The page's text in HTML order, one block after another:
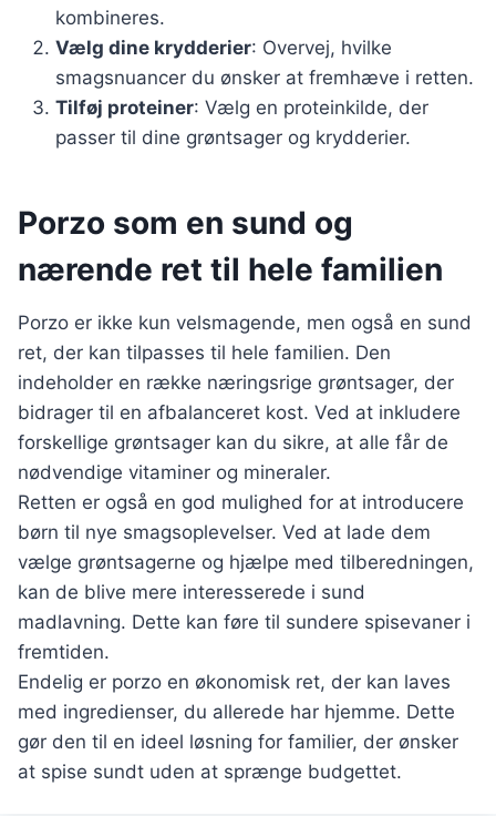
kombineres.
Vælg dine krydderier: Overvej, hvilke
smagsnuancer du ønsker at fremhæve i retten.
Tilføj proteiner: Vælg en proteinkilde, der
passer til dine grøntsager og krydderier.
Porzo som en sund og
nærende ret til hele familien
Porzo er ikke kun velsmagende, men også en sund
ret, der kan tilpasses til hele familien. Den
indeholder en række næringsrige grøntsager, der
bidrager til en afbalanceret kost. Ved at inkludere
forskellige grøntsager kan du sikre, at alle får de
nødvendige vitaminer og mineraler.
Retten er også en god mulighed for at introducere
børn til nye smagsoplevelser. Ved at lade dem
vælge grøntsagerne og hjælpe med tilberedningen,
kan de blive mere interesserede i sund
madlavning. Dette kan føre til sundere spisevaner i
fremtiden.
Endelig er porzo en økonomisk ret, der kan laves
med ingredienser, du allerede har hjemme. Dette
gør den til en ideel løsning for familier, der ønsker
at spise sundt uden at sprænge budgettet.